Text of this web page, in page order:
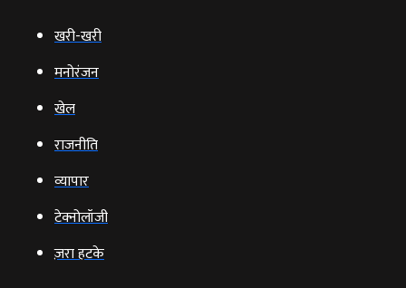
खरी-खरी
मनोरंजन
खेल
राजनीति
व्‍यापार
टेक्‍नोलॉजी
ज़रा हटके